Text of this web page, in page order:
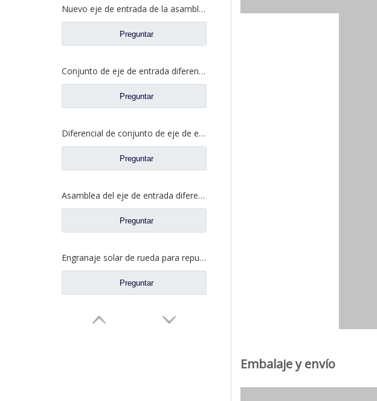
Nuevo eje de entrada de la asamblea diferencial para los recambios 42119549 5801606629 del camión del eje de Saic Hongyan H8B
Preguntar
Conjunto de eje de entrada diferencial para Shacman Delong Truck Auto Repuestos Shacman Delong HD469-2510011
Preguntar
Diferencial de conjunto de eje de entrada para piezas de repuesto de camión de eje de alta torsión Saic Hongyan 2510-0110-5801271495
Preguntar
Asamblea del eje de entrada diferenciada para los recambios autos 81.35100.6593 del camión de Shacman Delong
Preguntar
Engranaje solar de rueda para repuestos de camiones Ford BN0407B0-3
Preguntar
Embalaje y envío